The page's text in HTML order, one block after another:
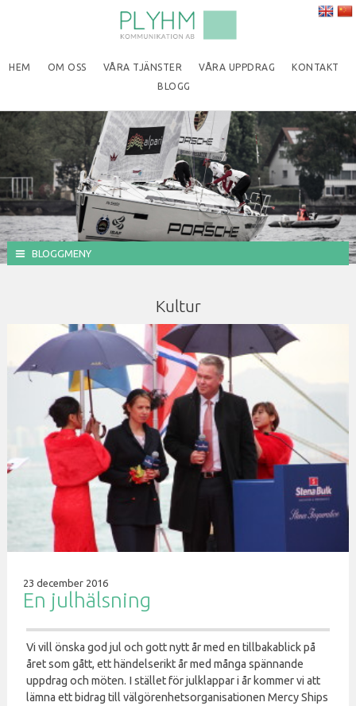
HEM OM OSS VÅRA TJÄNSTER VÅRA UPPDRAG
KONTAKT
BLOGG
BLOGGMENY
Kultur
23 december 2016
En julhälsning
Vi vill önska god jul och gott nytt år med en tillbakablick på
året som gått, ett händelserikt år med många spännande
uppdrag och möten. I stället för julklappar i år kommer vi att
lämna ett bidrag till välgörenhetsorganisationen Mercy Ships